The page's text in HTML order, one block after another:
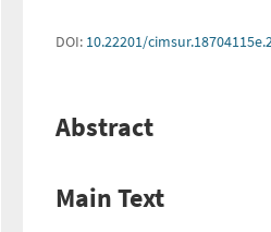
DOI: 10.22201/
Abstract
Main Text